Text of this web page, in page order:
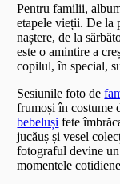
Pentru familii,
etapele vieții. De la
naștere, de la
este o amintire a
copilul, în special,
Sesiunile foto de
frumoși în costume
bebeluși fete
jucăuș și vesel
fotograful devine
momentele